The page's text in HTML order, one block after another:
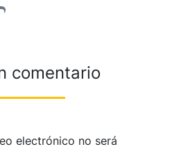
comentario
electrónico no será